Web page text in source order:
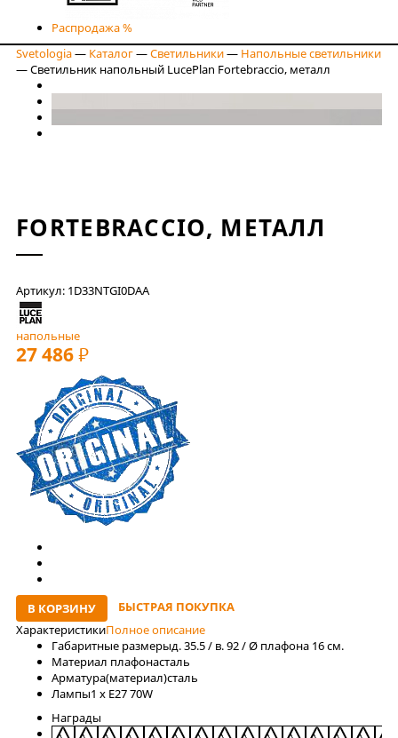
Распродажа %
Svetologia— Каталог—Светильники— Напольные светильники
—Светильник напольный LucePlan Fortebraccio, металл
FORTEBRACCIO, МЕТАЛЛ
Артикул: 1D33NTGI0DAA
напольные
27 486 РУБ
В КОРЗИНУ
БЫСТРАЯ ПОКУПКА
ХарактеристикиПолное описание
Габаритные размерыд. 35.5 / в. 92 / Ø плафона 16 см.
Материал плафонасталь
Арматура(материал)сталь
Лaмпы1 x E27 70W
Награды